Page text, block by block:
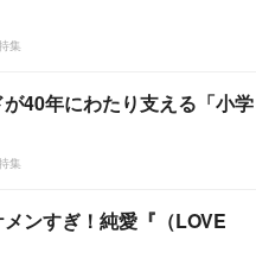
集
40年にわたり支える「小学
集
ンすぎ！純愛『（LOVE